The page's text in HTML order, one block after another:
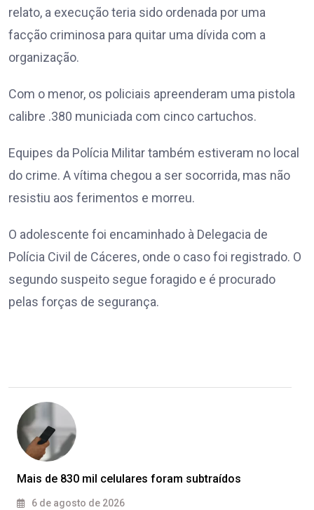
relato, a execução teria sido ordenada por uma
facção criminosa para quitar uma dívida com a
organização.
Com o menor, os policiais apreenderam uma pistola
calibre .380 municiada com cinco cartuchos.
Equipes da Polícia Militar também estiveram no local
do crime. A vítima chegou a ser socorrida, mas não
resistiu aos ferimentos e morreu.
O adolescente foi encaminhado à Delegacia de
Polícia Civil de Cáceres, onde o caso foi registrado. O
segundo suspeito segue foragido e é procurado
pelas forças de segurança.
Mais de 830 mil celulares foram subtraídos
6 de agosto de 2026